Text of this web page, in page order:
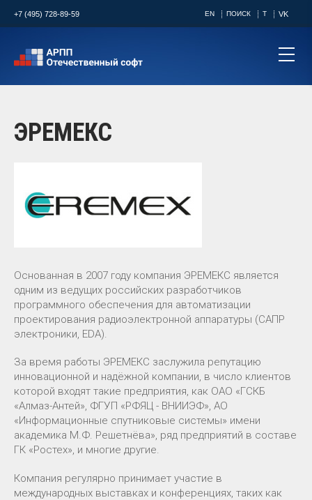
+7 (495) 728-89-59 EN ПОИСК T VK
ЭРЕМЕКС
Основанная в 2007 году компания ЭРЕМЕКС является
одним из ведущих российских разработчиков
программного обеспечения для автоматизации
проектирования радиоэлектронной аппаратуры (САПР
электроники, EDA).
За время работы ЭРЕМЕКС заслужила репутацию
инновационной и надёжной компании, в число клиентов
которой входят такие предприятия, как ОАО «ГСКБ
«Алмаз-Антей», ФГУП «РФЯЦ - ВНИИЭФ», АО
«Информационные спутниковые системы» имени
академика М.Ф. Решетнёва», ряд предприятий в составе
ГК «Ростех», и многие другие.
Компания регулярно принимает участие в
международных выставках и конференциях, таких как